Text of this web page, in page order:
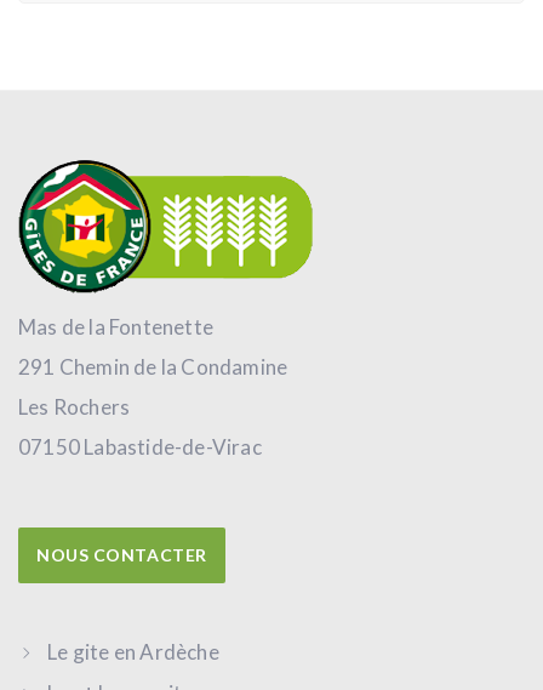
Mas de la Fontenette
291 Chemin de la Condamine
Les Rochers
07150 Labastide-de-Virac
NOUS CONTACTER
Le gite en Ardèche